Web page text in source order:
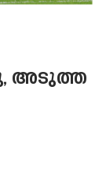
അടുത്ത